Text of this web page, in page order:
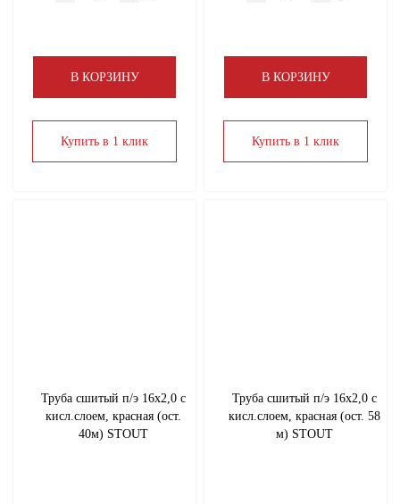
В КОРЗИНУ
Купить в 1 клик
В КОРЗИНУ
Купить в 1 клик
Труба сшитый п/э 16х2,0 с
кисл.слоем, красная (ост.
40м) STOUT
Труба сшитый п/э 16х2,0 с
кисл.слоем, красная (ост. 58
м) STOUT